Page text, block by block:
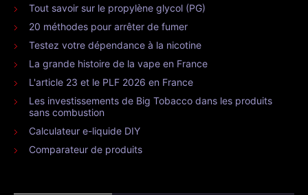
Tout savoir sur le propylène glycol (PG)
20 méthodes pour arrêter de fumer
Testez votre dépendance à la nicotine
La grande histoire de la vape en France
L'article 23 et le PLF 2026 en France
Les investissements de Big Tobacco dans les produits
sans combustion
Calculateur e-liquide DIY
Comparateur de produits